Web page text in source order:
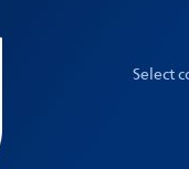
Select